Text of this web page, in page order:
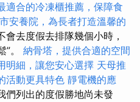
適合的冷凍櫃推薦，保障食
安養院，為長者打造溫馨的
會去度假去排隊幾個小時，
”。 納骨塔，提供合適的空間
明細，讓您安心選擇 天母推
活動更具特色 靜電機的應
們列出的度假勝地尚未發